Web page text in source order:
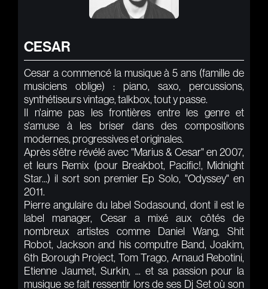
CESAR
Cesar a commencé la musique à 5 ans (famille de
musiciens oblige) : piano, saxo, percussions,
synthétiseurs vintage, talkbox, tout y passe.
Il n'aime pas les frontières entre les genre et
s'amuse à les briser dans des compositions
modernes, progressives et originales.
Après s'être révélé avec "Marius & Cesar" en 2007,
et leurs Remix (pour Breakbot, Pacific!, Midnight
Star...) il sort son premier Ep Solo, "Odyssey" en
2011.
Pierre angulaire du label Sodasound, dont il est le
label manager, Cesar a mixé aux côtés de
nombreux artistes comme Daniel Wang, Shit
Robot, Jackson and his computre Band, Joakim,
6th Borough Project, Tom Trago, Arnaud Rebotini,
Etienne Jaumet, Surkin, ... et sa passion pour la
musique se fait ressentir lors de ses Dj Set où son